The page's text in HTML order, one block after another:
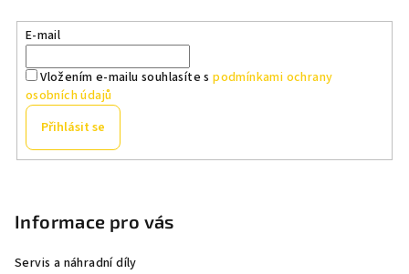
E-mail
Vložením e-mailu souhlasíte spodmínkami ochrany
osobních údajů
Přihlásit se
Informace pro vás
Servis a náhradní díly